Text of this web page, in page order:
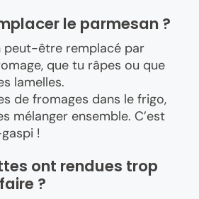
le parmesan ?
peut-être remplacé par
que tu râpes ou que
lamelles.
de fromages dans le frigo,
mélanger ensemble. C’est
!
ont rendues trop
?